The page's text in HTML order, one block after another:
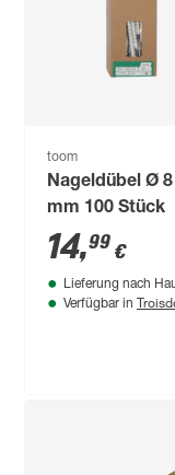
toom
Nageldübel Ø 8
mm 100 Stück
14,99 €
Lieferung nach
Verfügbar in